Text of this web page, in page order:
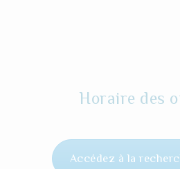
Horaire des
Accédez à la